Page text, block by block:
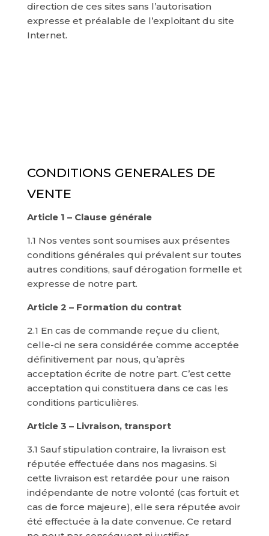
direction de ces sites sans l’autorisation
expresse et préalable de l’exploitant du site
Internet.
CONDITIONS GENERALES DE
VENTE
Article 1 – Clause générale
1.1 Nos ventes sont soumises aux présentes
conditions générales qui prévalent sur toutes
autres conditions, sauf dérogation formelle et
expresse de notre part.
Article 2 – Formation du contrat
2.1 En cas de commande reçue du client,
celle-ci ne sera considérée comme acceptée
définitivement par nous, qu’après
acceptation écrite de notre part. C’est cette
acceptation qui constituera dans ce cas les
conditions particulières.
Article 3 – Livraison, transport
3.1 Sauf stipulation contraire, la livraison est
réputée effectuée dans nos magasins. Si
cette livraison est retardée pour une raison
indépendante de notre volonté (cas fortuit et
cas de force majeure), elle sera réputée avoir
été effectuée à la date convenue. Ce retard